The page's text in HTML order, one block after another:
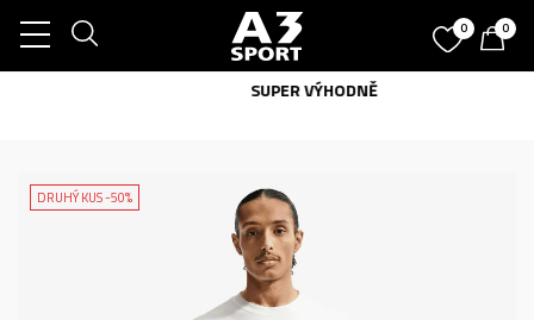
0 0
SUPER VÝHODNĚ
DRUHÝ KUS -50%